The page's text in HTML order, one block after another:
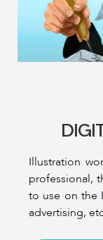
Illustration
professional,
to use on the
advertising,